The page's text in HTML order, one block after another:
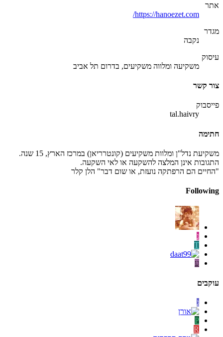
אתר
https://hanoezet.com/
מגדר
נקבה
עיסוק
משקיעה ומלווה משקיעים, בדרום תל אביב
צור קשר
פייסבוק
tal.haivry
חתימה
משקיעת נדל"ן ומלוות משקיעים (קונטרריאן) במרכז הארץ, 15 שנה.
התגובות אינן המלצה להשקעה או לאי השקעה.
"החיים הם הרפתקה נועזת, או שום דבר" הלן קלר
Following
נ
T
ע
עוקבים
ג
P
R